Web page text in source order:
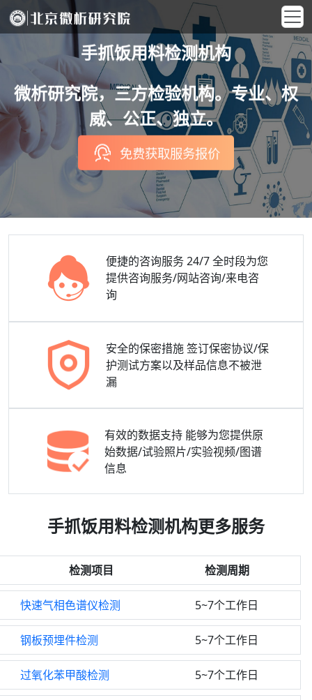
手抓饭用料检测机构
微析研究院，三方检验机构。专业、权
威、公正、独立。
免费获取服务报价
便捷的咨询服务24/7 全时段为您
提供咨询服务/网站咨询/来电咨
询
安全的保密措施 签订保密协议/保
护测试方案以及样品信息不被泄
漏
有效的数据支持 能够为您提供原
始数据/试验照片/实验视频/图谱
信息
手抓饭用料检测机构更多服务
检测项目 检测周期
快速气相色谱仪检测 5~7个工作日
钢板预埋件检测 5~7个工作日
过氧化苯甲酸检测 5~7个工作日